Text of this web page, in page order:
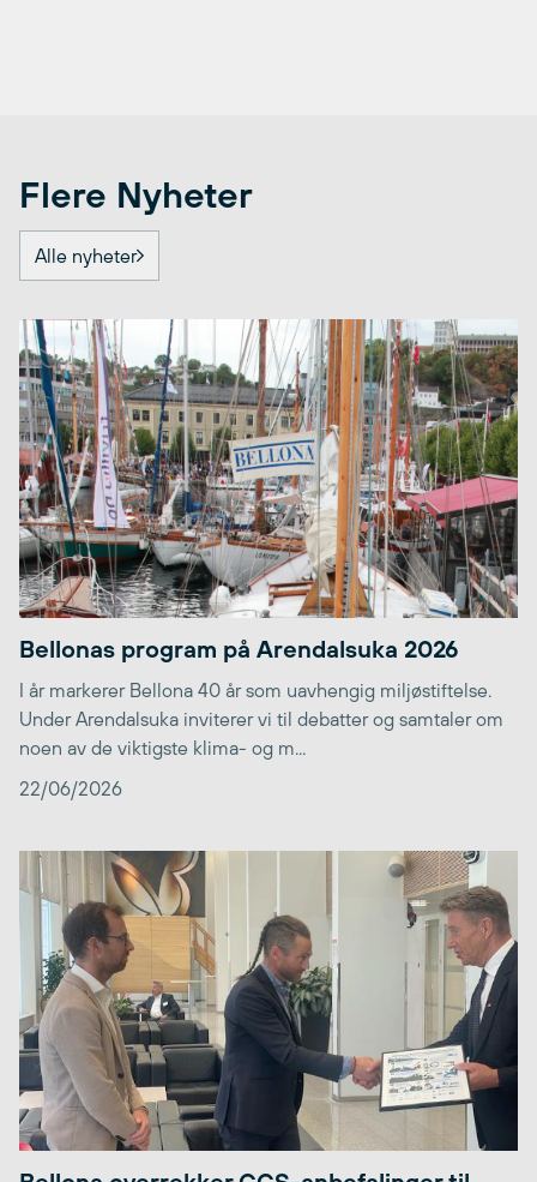
Flere Nyheter
Alle nyheter
Bellonas program på Arendalsuka 2026
I år markerer Bellona 40 år som uavhengig miljøstiftelse.
Under Arendalsuka inviterer vi til debatter og samtaler om
noen av de viktigste klima- og m...
22/06/2026